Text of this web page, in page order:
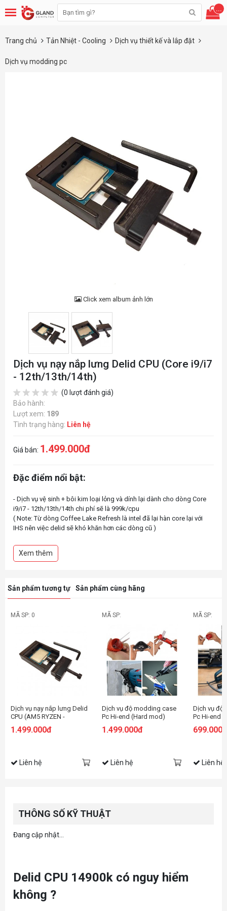
...
Trang chủ Tản Nhiệt - Cooling Dịch vụ thiết kế và lắp đặt
Dịch vụ modding pc
Click xem album ảnh lớn
Dịch vụ nạy nắp lưng Delid CPU (Core i9/i7
- 12th/13th/14th)
(0 lượt đánh giá)
Bảo hành:
Lượt xem: 189
Tình trạng hàng: Liên hệ
Giá bán: 1.499.000đ
Đặc điểm nổi bật:
- Dịch vụ vệ sinh + bôi kim loại lỏng và dính lại dành cho dòng Core
i9/i7 - 12th/13th/14th chi phí sẽ là 999k/cpu
( Note: Từ dòng Coffee Lake Refresh là intel đã lại hàn core lại với
IHS nên việc delid sẽ khó khăn hơn các dòng cũ )
- Gland delid cpu miễn phí trọn đời. khách hàng có thể mang về tự vệ
sinh + dính lại và không phải trả bất kỳ chi phí nào (Hãy xem clip
Xem thêm
Sản phẩm tương tự Sản phẩm cùng hãng
MÃ SP: 0
Dịch vụ nạy nắp lưng Delid
CPU (AM5 RYZEN -
1.499.000đ
Liên hệ
MÃ SP:
Dịch vụ độ modding case
Pc Hi-end (Hard mod)
1.499.000đ
Liên hệ
MÃ SP:
Dịch vụ độ
Pc Hi-end
699.000đ
Liên hệ
THÔNG SỐ KỸ THUẬT
Đang cập nhật...
Delid CPU 14900k có nguy hiểm
không ?